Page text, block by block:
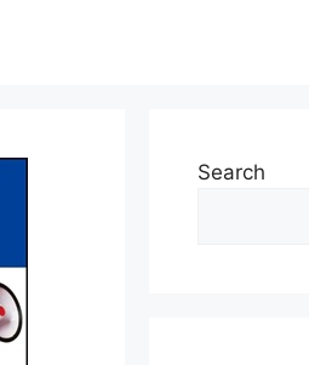
Search